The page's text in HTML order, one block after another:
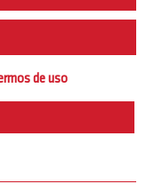
de uso